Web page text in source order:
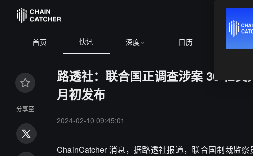
首页 快讯 深度 日历
+0.84% ETH$1,913.50 +0.64% BNB$591.95
分享至
路透社：联合国正调查涉案 30 亿
月初发布
2024-02-10 09:45:01
ChainCatcher 消息，据路透社报道，联合国制裁监